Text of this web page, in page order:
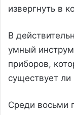
извергнуть в
В
умный
приборов,
существует
Среди восьми